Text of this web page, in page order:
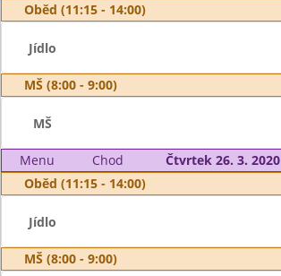
Oběd (11:15 - 14:00)
Jídlo
MŠ (8:00 - 9:00)
MŠ
Menu Chod
Čtvrtek 26. 3. 2020
Oběd (11:15 - 14:00)
Jídlo
MŠ (8:00 - 9:00)